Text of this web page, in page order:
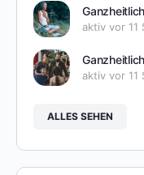
aktiv vor 11
aktiv vor 11
ALLES SEHEN